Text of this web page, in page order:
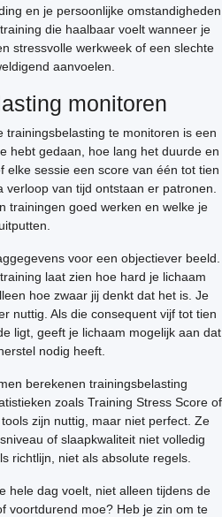
en je persoonlijke omstandigheden
die haalbaar voelt wanneer je
stressvolle werkweek of een slechte
aanvoelen.
monitoren
trainingsbelasting te monitoren is een
hebt gedaan, hoe lang het duurde en
elke sessie een score van één tot tien
van tijd ontstaan er patronen.
trainingen goed werken en welke je
uitputten.
voor een objectiever beeld.
laat zien hoe hard je lichaam
hoe zwaar jij denkt dat het is. Je
nuttig. Als die consequent vijf tot tien
ligt, geeft je lichaam mogelijk aan dat
nodig heeft.
berekenen trainingsbelasting
zoals Training Stress Score of
zijn nuttig, maar niet perfect. Ze
of slaapkwaliteit niet volledig
richtlijn, niet als absolute regels.
hele dag voelt, niet alleen tijdens de
voortdurend moe? Heb je zin om te